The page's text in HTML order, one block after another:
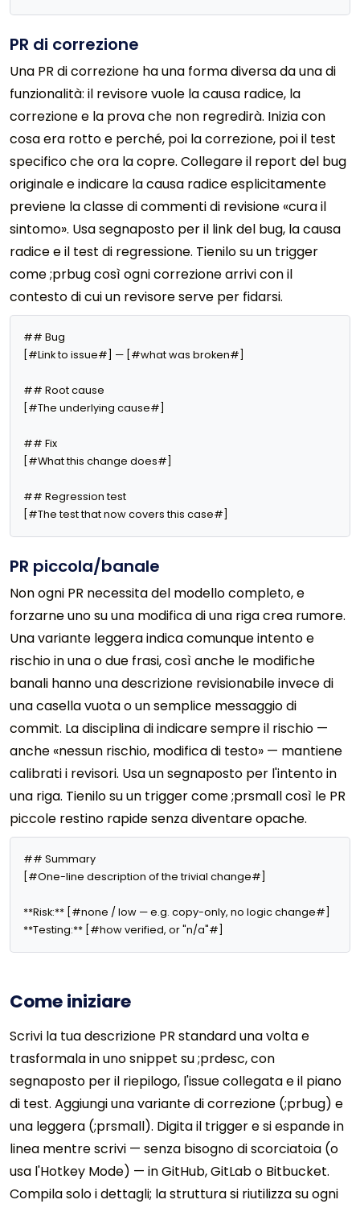
PR di correzione
Una PR di correzione ha una forma diversa da una di
funzionalità: il revisore vuole la causa radice, la
correzione e la prova che non regredirà. Inizia con
cosa era rotto e perché, poi la correzione, poi il test
specifico che ora la copre. Collegare il report del bug
originale e indicare la causa radice esplicitamente
previene la classe di commenti di revisione «cura il
sintomo». Usa segnaposto per il link del bug, la causa
radice e il test di regressione. Tienilo su un trigger
come ;prbug così ogni correzione arrivi con il
contesto di cui un revisore serve per fidarsi.
## Bug
[#Link to issue#] — [#what was broken#]
## Root cause
[#The underlying cause#]
## Fix
[#What this change does#]
## Regression test
[#The test that now covers this case#]
PR piccola/banale
Non ogni PR necessita del modello completo, e
forzarne uno su una modifica di una riga crea rumore.
Una variante leggera indica comunque intento e
rischio in una o due frasi, così anche le modifiche
banali hanno una descrizione revisionabile invece di
una casella vuota o un semplice messaggio di
commit. La disciplina di indicare sempre il rischio —
anche «nessun rischio, modifica di testo» — mantiene
calibrati i revisori. Usa un segnaposto per l'intento in
una riga. Tienilo su un trigger come ;prsmall così le PR
piccole restino rapide senza diventare opache.
## Summary
[#One-line description of the trivial change#]
**Risk:** [#none / low — e.g. copy-only, no logic change#]
**Testing:** [#how verified, or "n/a"#]
Come iniziare
Scrivi la tua descrizione PR standard una volta e
trasformala in uno snippet su ;prdesc, con
segnaposto per il riepilogo, l'issue collegata e il piano
di test. Aggiungi una variante di correzione (;prbug) e
una leggera (;prsmall). Digita il trigger e si espande in
linea mentre scrivi — senza bisogno di scorciatoia (o
usa l'Hotkey Mode) — in GitHub, GitLab o Bitbucket.
Compila solo i dettagli; la struttura si riutilizza su ogni